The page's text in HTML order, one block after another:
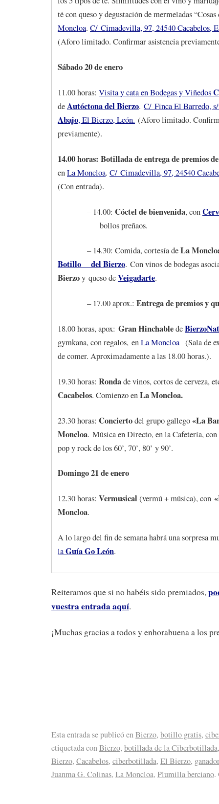
té con queso y degustación de mermeladas
Moncloa. C/ Cimadevilla, 97, 24540 Cacabelos,
(Aforo limitado. Confirmar asistencia
Sábado 20 de enero
11.00 horas: Visita y cata en Bodegas y Viñedos
deAutóctona del Bierzo. C/ Finca El Barredo,
Abajo, El Bierzo, León. (Aforo limitado.
previamente).
14.00 horas: Botillada de entrega de premios
enLa Moncloa. C/ Cimadevilla, 97, 24540
(Con entrada).
– 14.00: Cóctel de bienvenida, con
bollos preñaos.
– 14.30: Comida, cortesía deLa
Botillo del Bierzo. Con vinos de bodegas
Bierzoy queso deVeigadarte.
– 17.00 aprox.: Entrega de premios y
18.00 horas, apox: Gran Hinchablede
gymkana, con regalos, enLa Moncloa(Sala de
de comer. Aproximadamente a las 18.00 horas.).
19.30 horas: Rondade vinos, cortos de cerveza,
Cacabelos. Comienzo enLa Moncloa.
23.30 horas: Conciertodel grupo gallego«La
Moncloa. Música en Directo, en la Cafetería, con
pop y rock de los 60’, 70’, 80’ y 90’.
Domingo 21 de enero
12.30 horas: Vermusical (vermú + música), con
Moncloa.
A lo largo del fin de semana habrá una sorpresa
laGuía Go León.
Reiteramos que si no habéis sido premiados,
vuestra entrada aquí.
¡Muchas gracias a todos y enhorabuena a los
Esta entrada se publicó enBierzo, botillo gratis,
etiquetada conBierzo, botillada de la Ciberbotillada
Bierzo, Cacabelos, ciberbotillada, El Bierzo,
Juanma G. Colinas, La Moncloa, Plumilla berciano.